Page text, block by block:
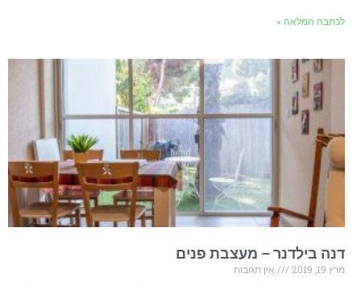
לכתבה המלאה »
דנה בילדנר – מעצבת פנים
מרץ 19, 2019
אין תגובות